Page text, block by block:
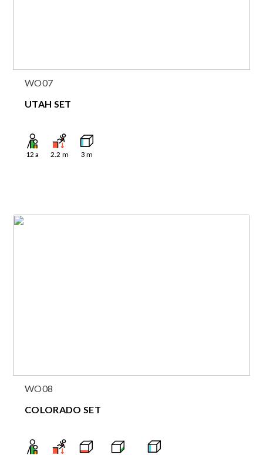
WO07
UTAH SET
12 a 2.2 m 3 m
WO08
COLORADO SET